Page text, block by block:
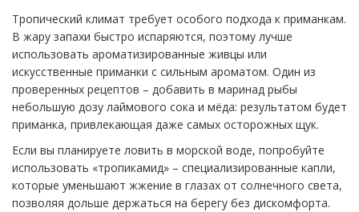
Тропический климат требует особого подхода к приманкам.
В жару запахи быстро испаряются, поэтому лучше
использовать ароматизированные живцы или
искусственные приманки с сильным ароматом. Один из
проверенных рецептов – добавить в маринад рыбы
небольшую дозу лаймового сока и мёда: результатом будет
приманка, привлекающая даже самых осторожных щук.
Если вы планируете ловить в морской воде, попробуйте
использовать «тропикамид» – специализированные капли,
которые уменьшают жжение в глазах от солнечного света,
позволяя дольше держаться на берегу без дискомфорта.